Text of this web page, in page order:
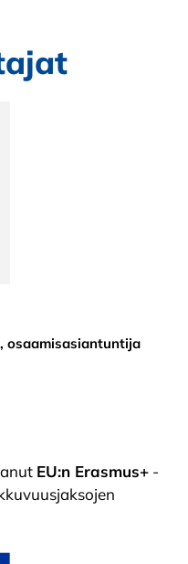
osaamisasiantuntija
EU:n Erasmus+ -